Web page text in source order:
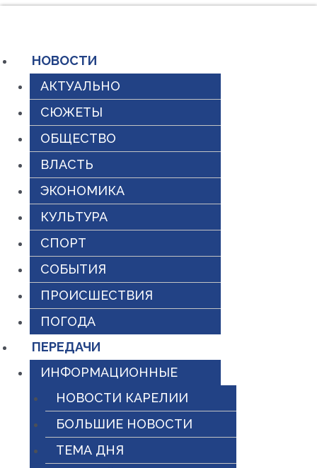
содержимому
НОВОСТИ
АКТУАЛЬНО
СЮЖЕТЫ
ОБЩЕСТВО
ВЛАСТЬ
ЭКОНОМИКА
КУЛЬТУРА
СПОРТ
СОБЫТИЯ
ПРОИСШЕСТВИЯ
ПОГОДА
ПЕРЕДАЧИ
ИНФОРМАЦИОННЫЕ
НОВОСТИ КАРЕЛИИ
БОЛЬШИЕ НОВОСТИ
ТЕМА ДНЯ